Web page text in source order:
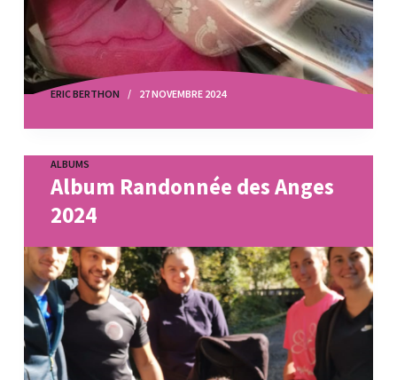
ERIC BERTHON 27 NOVEMBRE 2024
ALBUMS
Album Randonnée des Anges
2024